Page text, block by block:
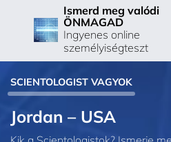
Ismerd meg valódi
ÖNMAGAD
Ingyenes online
személyiségteszt
SCIENTOLOGIST VAGYOK
Jordan – USA